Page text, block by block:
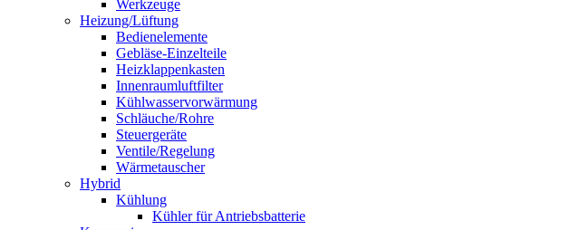
Werkzeuge
Heizung/Lüftung
Bedienelemente
Gebläse-Einzelteile
Heizklappenkasten
Innenraumluftfilter
Kühlwasservorwärmung
Schläuche/Rohre
Steuergeräte
Ventile/Regelung
Wärmetauscher
Hybrid
Kühlung
Kühler für Antriebsbatterie